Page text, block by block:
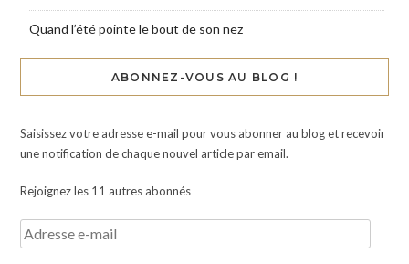
Quand l’été pointe le bout de son nez
ABONNEZ-VOUS AU BLOG !
Saisissez votre adresse e-mail pour vous abonner au blog et recevoir
une notification de chaque nouvel article par email.
Rejoignez les 11 autres abonnés